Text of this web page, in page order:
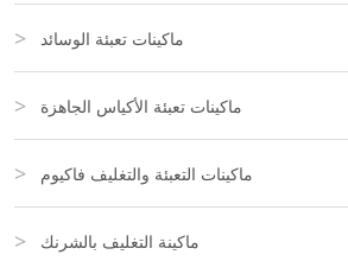
ماكينات تعبئة الوسائد
ماكينات تعبئة الأكياس الجاهزة
ماكينات التعبئة والتغليف فاكيوم
ماكينة التغليف بالشرنك